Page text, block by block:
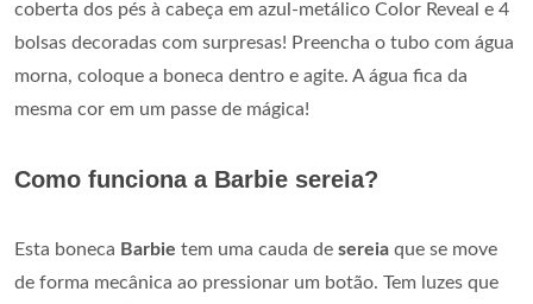
coberta dos pés à cabeça em azul-metálico Color Reveal e 4
bolsas decoradas com surpresas! Preencha o tubo com água
morna, coloque a boneca dentro e agite. A água fica da
mesma cor em um passe de mágica!
Como funciona a Barbie sereia?
Esta boneca Barbie tem uma cauda de sereia que se move
de forma mecânica ao pressionar um botão. Tem luzes que